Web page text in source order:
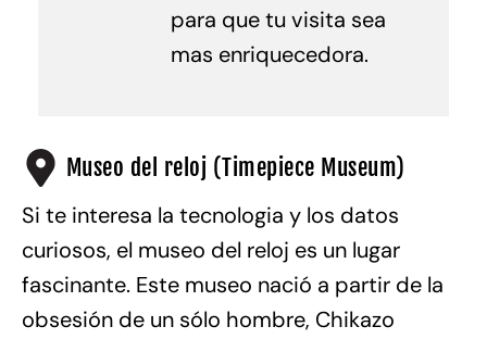
para que tu visita sea
mas enriquecedora.
Museo del reloj (Timepiece Museum)
Si te interesa la tecnologia y los datos
curiosos, el museo del reloj es un lugar
fascinante. Este museo nació a partir de la
obsesión de un sólo hombre, Chikazo